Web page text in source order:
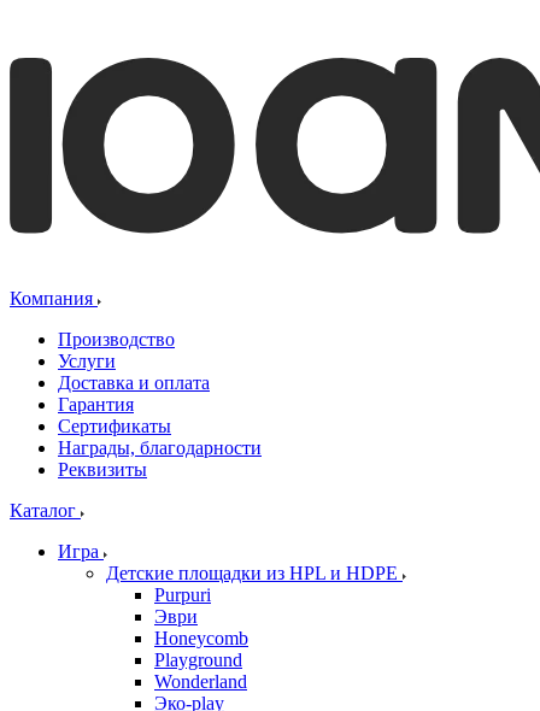
Компания
Производство
Услуги
Доставка и оплата
Гарантия
Сертификаты
Награды, благодарности
Реквизиты
Каталог
Игра
Детские площадки из HPL и HDPE
Purpuri
Эври
Honeycomb
Playground
Wonderland
Эко-play